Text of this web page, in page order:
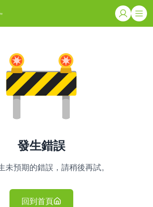
發生錯誤
未預期的錯誤，請稍後再試。
回到首頁